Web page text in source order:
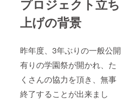
プロジェクト立ち
上げの背景
昨年度、3年ぶりの一般公開
有りの学園祭が開かれ、た
くさんの協力を頂き、無事
終了することが出来まし